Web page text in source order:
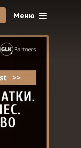
Меню